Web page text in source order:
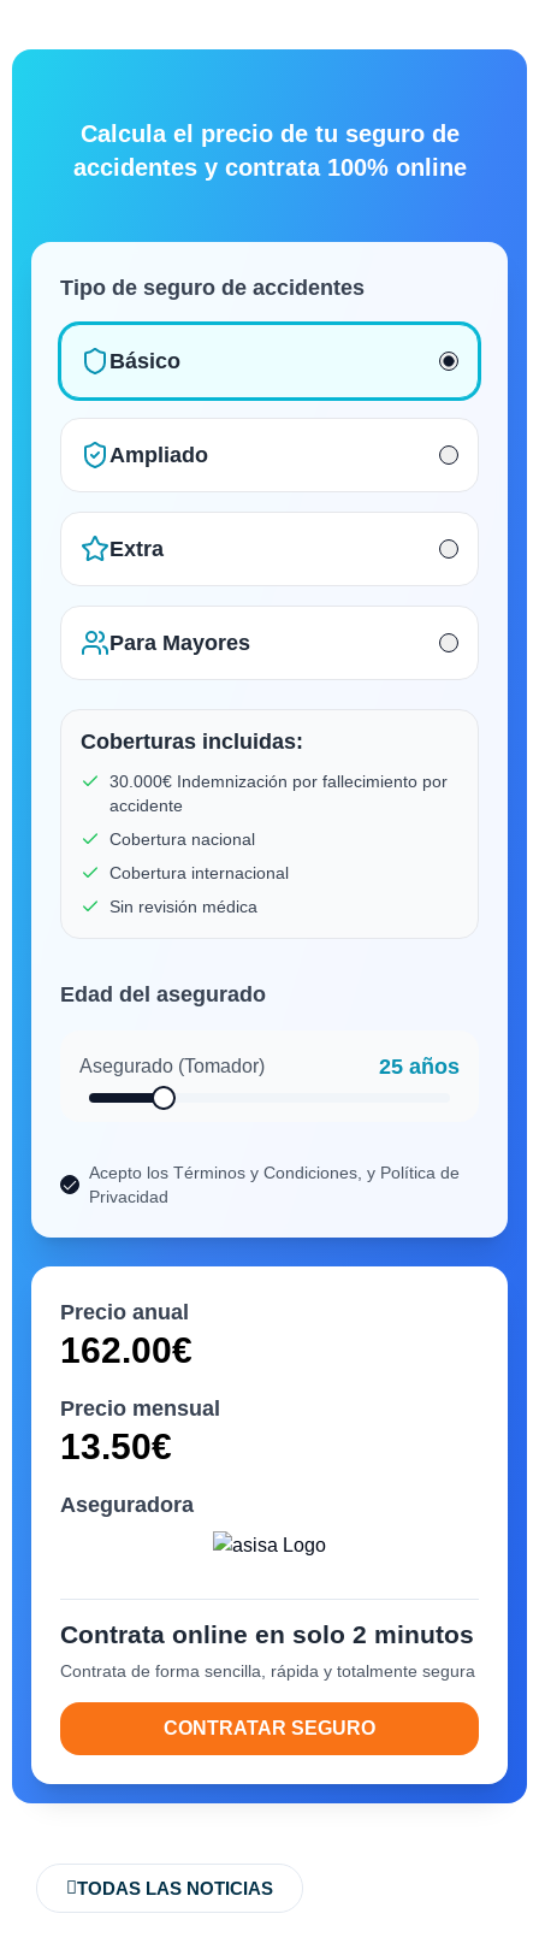
Calcula el precio de tu seguro de
accidentes y contrata 100% online
Tipo de seguro de accidentes
Básico
Ampliado
Extra
Para Mayores
Coberturas incluidas:
30.000€ Indemnización por fallecimiento por
accidente
Cobertura nacional
Cobertura internacional
Sin revisión médica
Edad del asegurado
Asegurado (Tomador) 25 años
Acepto los Términos y Condiciones, y Política de
Privacidad
Precio anual
162.00€
Precio mensual
13.50€
Aseguradora
Contrata online en solo 2 minutos
Contrata de forma sencilla, rápida y totalmente segura
CONTRATAR SEGURO
TODAS LAS NOTICIAS